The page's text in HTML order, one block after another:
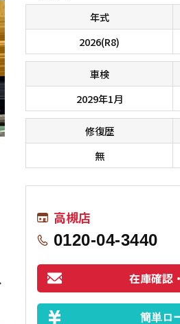
す！！ 在庫に無いお車もお探しし
年式
2026(R8)
車検
2029年1月
修復歴
無
高槻店
0120-04-3440
在庫確認
簡単ロ